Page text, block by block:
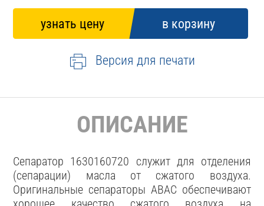
Версия для печати
ОПИСАНИЕ
Сепаратор 1630160720 служит для отделения
(сепарации) масла от сжатого воздуха.
Оригинальные сепараторы ABAC обеспечивают